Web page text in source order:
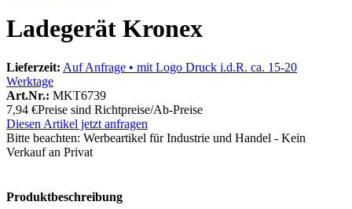
Ladegerät Kronex
Lieferzeit: Auf Anfrage • mit Logo Druck i.d.R. ca. 15-20
Werktage
Art.Nr.: MKT6739
7,94 €Preise sind Richtpreise/Ab-Preise
Diesen Artikel jetzt anfragen
Bitte beachten: Werbeartikel für Industrie und Handel - Kein
Verkauf an Privat
Produktbeschreibung